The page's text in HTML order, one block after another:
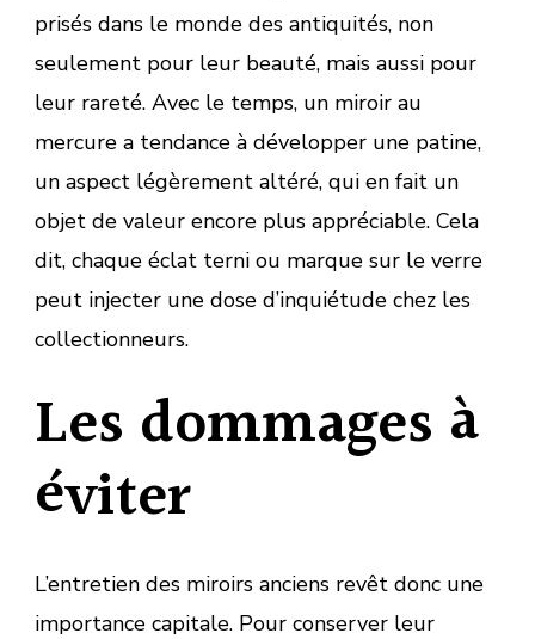
prisés dans le monde des antiquités, non
seulement pour leur beauté, mais aussi pour
leur rareté. Avec le temps, un miroir au
mercure a tendance à développer une patine,
un aspect légèrement altéré, qui en fait un
objet de valeur encore plus appréciable. Cela
dit, chaque éclat terni ou marque sur le verre
peut injecter une dose d’inquiétude chez les
collectionneurs.
Les dommages à
éviter
L’entretien des miroirs anciens revêt donc une
importance capitale. Pour conserver leur